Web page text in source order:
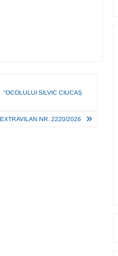
SILVIC CIUCAȘ
NR. 2220/2026